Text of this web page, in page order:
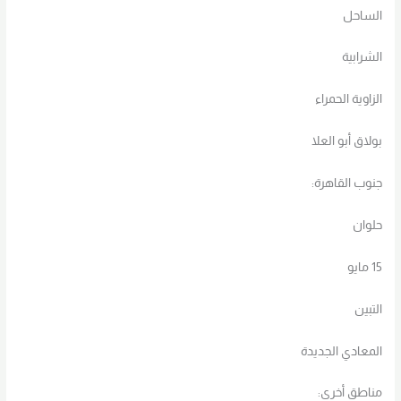
الساحل
الشرابية
الزاوية الحمراء
بولاق أبو العلا
جنوب القاهرة:
حلوان
15 مايو
التبين
المعادي الجديدة
مناطق أخرى: